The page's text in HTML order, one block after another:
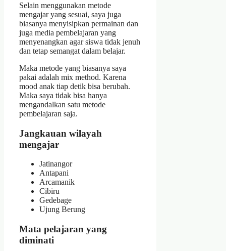
Selain menggunakan metode
mengajar yang sesuai, saya juga
biasanya menyisipkan permainan dan
juga media pembelajaran yang
menyenangkan agar siswa tidak jenuh
dan tetap semangat dalam belajar.
Maka metode yang biasanya saya
pakai adalah mix method. Karena
mood anak tiap detik bisa berubah.
Maka saya tidak bisa hanya
mengandalkan satu metode
pembelajaran saja.
Jangkauan wilayah
mengajar
Jatinangor
Antapani
Arcamanik
Cibiru
Gedebage
Ujung Berung
Mata pelajaran yang
diminati